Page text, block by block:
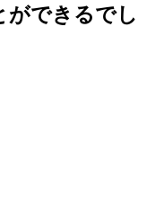
ができるでし